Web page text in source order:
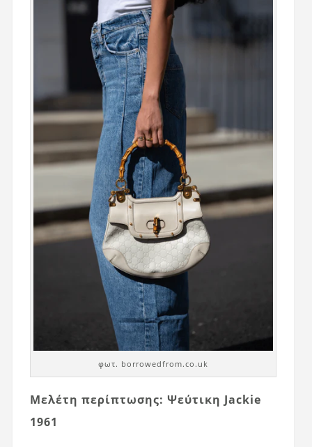
φωτ. borrowedfrom.co.uk
Μελέτη περίπτωσης: Ψεύτικη Jackie
1961